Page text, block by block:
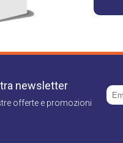
newsletter
offerte e promozioni